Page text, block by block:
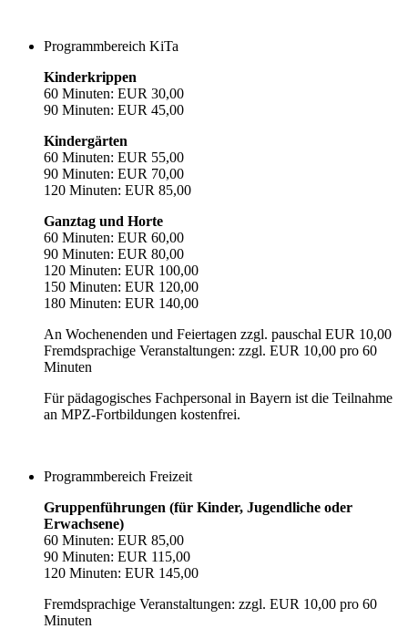
Programmbereich KiTa
Kinderkrippen
60 Minuten: EUR 30,00
90 Minuten: EUR 45,00
Kindergärten
60 Minuten: EUR 55,00
90 Minuten: EUR 70,00
120 Minuten: EUR 85,00
Ganztag und Horte
60 Minuten: EUR 60,00
90 Minuten: EUR 80,00
120 Minuten: EUR 100,00
150 Minuten: EUR 120,00
180 Minuten: EUR 140,00
An Wochenenden und Feiertagen zzgl. pauschal EUR 10,00
Fremdsprachige Veranstaltungen: zzgl. EUR 10,00 pro 60
Minuten
Für pädagogisches Fachpersonal in Bayern ist die Teilnahme
an MPZ-Fortbildungen kostenfrei.
Programmbereich Freizeit
Gruppenführungen (für Kinder, Jugendliche oder
Erwachsene)
60 Minuten: EUR 85,00
90 Minuten: EUR 115,00
120 Minuten: EUR 145,00
Fremdsprachige Veranstaltungen: zzgl. EUR 10,00 pro 60
Minuten